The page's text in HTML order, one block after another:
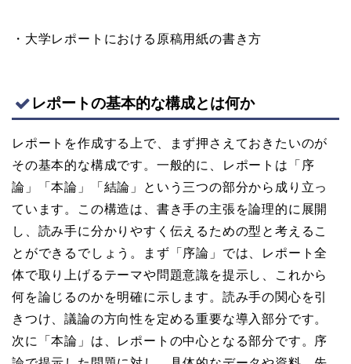
・大学レポートにおける原稿用紙の書き方
レポートの基本的な構成とは何か
レポートを作成する上で、まず押さえておきたいのが
その基本的な構成です。一般的に、レポートは「序
論」「本論」「結論」という三つの部分から成り立っ
ています。この構造は、書き手の主張を論理的に展開
し、読み手に分かりやすく伝えるための型と考えるこ
とができるでしょう。まず「序論」では、レポート全
体で取り上げるテーマや問題意識を提示し、これから
何を論じるのかを明確に示します。読み手の関心を引
きつけ、議論の方向性を定める重要な導入部分です。
次に「本論」は、レポートの中心となる部分です。序